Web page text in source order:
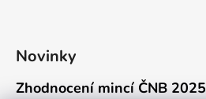
Novinky
Zhodnocení mincí ČNB 2025